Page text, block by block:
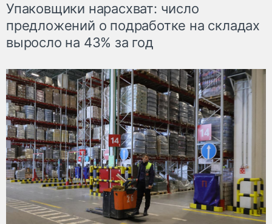
Упаковщики нарасхват: число
предложений о подработке на складах
выросло на 43% за год